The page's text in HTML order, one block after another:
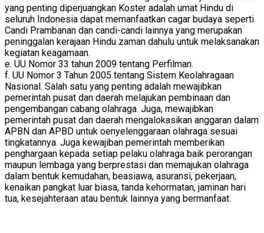
yang penting diperjuangkan Koster adalah umat Hindu di
seluruh Indonesia dapat memanfaatkan cagar budaya seperti
Candi Prambanan dan candi-candi lainnya yang merupakan
peninggalan kerajaan Hindu zaman dahulu untuk melaksanakan
kegiatan keagamaan.
e. UU Nomor 33 tahun 2009 tentang Perfilman.
f. UU Nomor 3 Tahun 2005 tentang Sistem Keolahragaan
Nasional. Salah satu yang penting adalah mewajibkan
pemerintah pusat dan daerah melajukan pembinaan dan
pengembangan cabang olahraga. Juga, mewajibkan
pemerintah pusat dan daerah mengalokasikan anggaran dalam
APBN dan APBD untuk oenyelenggaraan olahraga sesuai
tingkatannya. Juga kewajiban pemerintah memberikan
penghargaan kepada setiap pelaku olahraga baik perorangan
maupun lembaga yang berprestasi dan memajukan olahraga
dalam bentuk kemudahan, beasiawa, asuransi, pekerjaan,
kenaikan pangkat luar biasa, tanda kehormatan, jaminan hari
tua, kesejahteraan atau bentuk lainnya yang bermanfaat.